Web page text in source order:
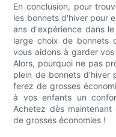
En conclusion, pour
les bonnets d'hiver pour
ans d'expérience dans
large choix de bonnets
vous aidons à garder
Alors, pourquoi ne pas
plein de bonnets d'hiver
ferez de grosses
à vos enfants un
Achetez dès
de grosses économies !